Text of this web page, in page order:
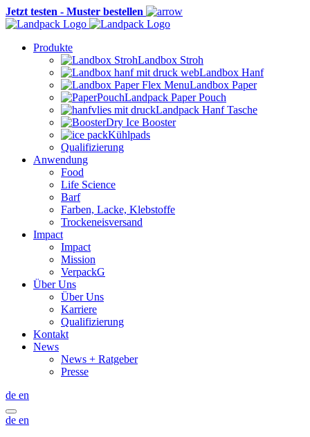
Jetzt testen - Muster bestellen
Produkte
Landbox Stroh
Landbox Hanf
Landbox Paper
Landpack Paper Pouch
Landpack Hanf Tasche
Dry Ice Booster
Kühlpads
Qualifizierung
Anwendung
Food
Life Science
Barf
Farben, Lacke, Klebstoffe
Trockeneisversand
Impact
Impact
Mission
VerpackG
Über Uns
Über Uns
Karriere
Qualifizierung
Kontakt
News
News + Ratgeber
Presse
de en
de en